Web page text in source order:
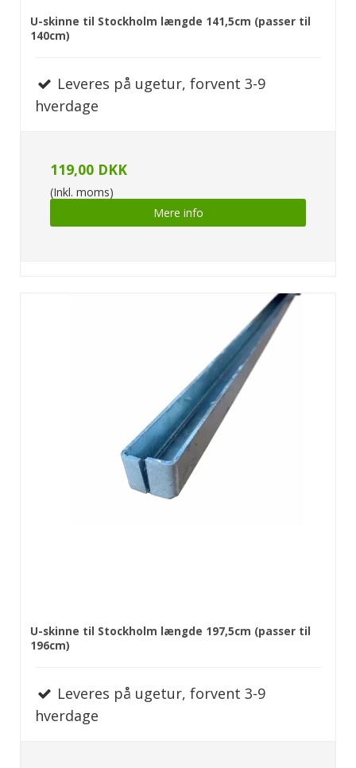
U-skinne til Stockholm længde 141,5cm (passer til
140cm)
Leveres på ugetur, forvent 3-9
hverdage
119,00 DKK
(Inkl. moms)
Mere info
U-skinne til Stockholm længde 197,5cm (passer til
196cm)
Leveres på ugetur, forvent 3-9
hverdage